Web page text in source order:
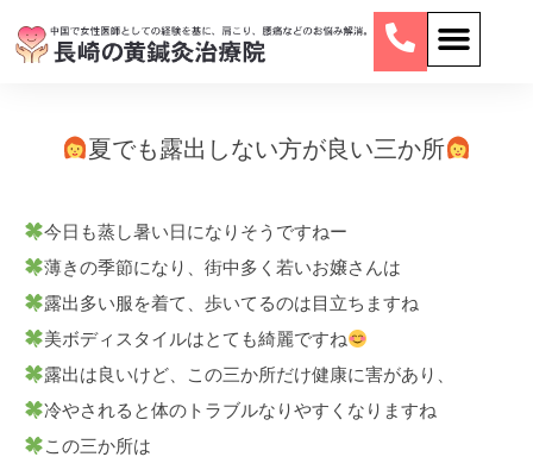
夏でも露出しない方が良い三か所
今日も蒸し暑い日になりそうですねー
薄きの季節になり、街中多く若いお嬢さんは
露出多い服を着て、歩いてるのは目立ちますね
美ボディスタイルはとても綺麗ですね
露出は良いけど、この三か所だけ健康に害があり、
冷やされると体のトラブルなりやすくなりますね
この三か所は